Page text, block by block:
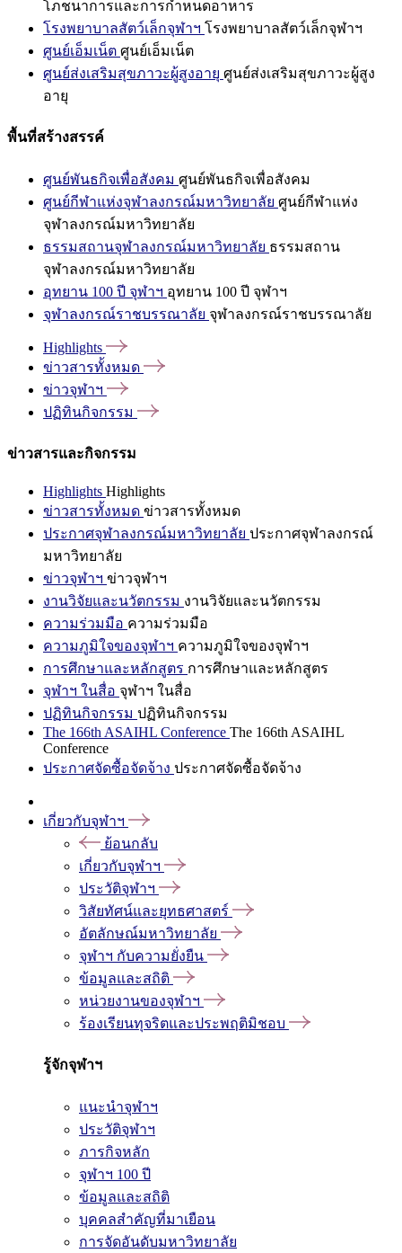
โภชนาการและการกำหนดอาหาร
โรงพยาบาลสัตว์เล็กจุฬาฯ โรงพยาบาลสัตว์เล็กจุฬาฯ
ศูนย์เอ็มเน็ต ศูนย์เอ็มเน็ต
ศูนย์ส่งเสริมสุขภาวะผู้สูงอายุ ศูนย์ส่งเสริมสุขภาวะผู้สูง
อายุ
พื้นที่สร้างสรรค์
ศูนย์พันธกิจเพื่อสังคม ศูนย์พันธกิจเพื่อสังคม
ศูนย์กีฬาแห่งจุฬาลงกรณ์มหาวิทยาลัย ศูนย์กีฬาแห่ง
จุฬาลงกรณ์มหาวิทยาลัย
ธรรมสถานจุฬาลงกรณ์มหาวิทยาลัย ธรรมสถาน
จุฬาลงกรณ์มหาวิทยาลัย
อุทยาน 100 ปี จุฬาฯ อุทยาน 100 ปี จุฬาฯ
จุฬาลงกรณ์ราชบรรณาลัย จุฬาลงกรณ์ราชบรรณาลัย
Highlights
ข่าวสารทั้งหมด
ข่าวจุฬาฯ
ปฏิทินกิจกรรม
ข่าวสารและกิจกรรม
Highlights Highlights
ข่าวสารทั้งหมด ข่าวสารทั้งหมด
ประกาศจุฬาลงกรณ์มหาวิทยาลัย ประกาศจุฬาลงกรณ์
มหาวิทยาลัย
ข่าวจุฬาฯ ข่าวจุฬาฯ
งานวิจัยและนวัตกรรม งานวิจัยและนวัตกรรม
ความร่วมมือ ความร่วมมือ
ความภูมิใจของจุฬาฯ ความภูมิใจของจุฬาฯ
การศึกษาและหลักสูตร การศึกษาและหลักสูตร
จุฬาฯ ในสื่อ จุฬาฯ ในสื่อ
ปฏิทินกิจกรรม ปฏิทินกิจกรรม
The 166th ASAIHL Conference The 166th ASAIHL
Conference
ประกาศจัดซื้อจัดจ้าง ประกาศจัดซื้อจัดจ้าง
เกี่ยวกับจุฬาฯ
ย้อนกลับ
เกี่ยวกับจุฬาฯ
ประวัติจุฬาฯ
วิสัยทัศน์และยุทธศาสตร์
อัตลักษณ์มหาวิทยาลัย
จุฬาฯ กับความยั่งยืน
ข้อมูลและสถิติ
หน่วยงานของจุฬาฯ
ร้องเรียนทุจริตและประพฤติมิชอบ
รู้จักจุฬาฯ
แนะนำจุฬาฯ
ประวัติจุฬาฯ
ภารกิจหลัก
จุฬาฯ 100 ปี
ข้อมูลและสถิติ
บุคคลสำคัญที่มาเยือน
การจัดอันดับมหาวิทยาลัย